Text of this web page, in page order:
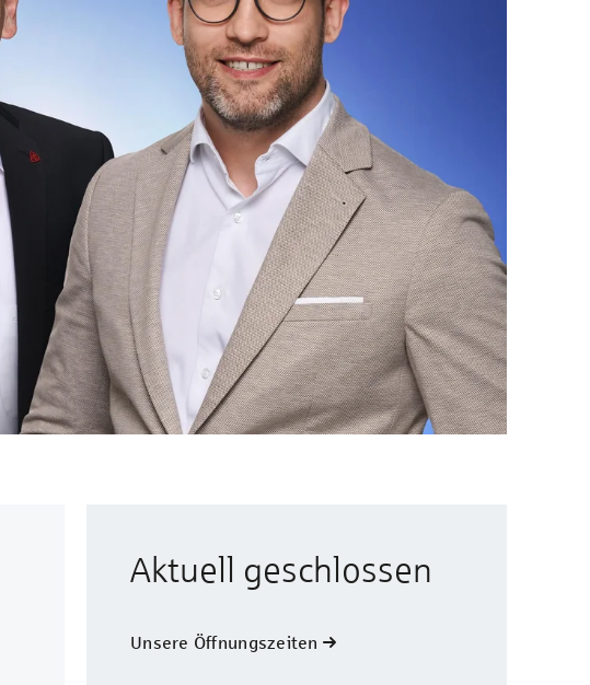
Aktuell geschlossen
Unsere Öffnungszeiten